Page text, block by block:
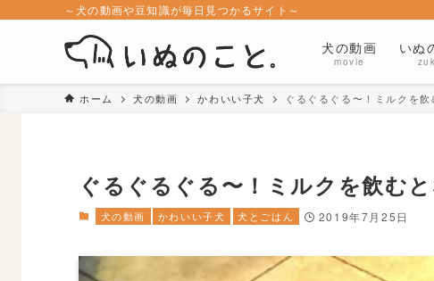
～犬の動画や豆知識が毎日見つかるサイト～
犬の動画
movie
いぬ
ホーム 犬の動画 かわいい子犬 ぐるぐるぐる〜！ミルクを飲
ぐるぐるぐる〜！ミルクを飲む
犬の動画 かわいい子犬 犬とごはん 2019年7月25日